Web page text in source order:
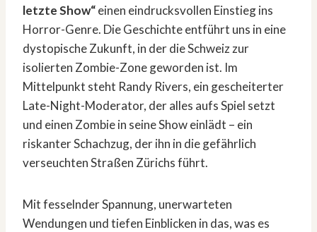
letzte Show“einen eindrucksvollen Einstieg ins
Horror-Genre. Die Geschichte entführt uns in eine
dystopische Zukunft, in der die Schweiz zur
isolierten Zombie-Zone geworden ist. Im
Mittelpunkt steht Randy Rivers, ein gescheiterter
Late-Night-Moderator, der alles aufs Spiel setzt
und einen Zombie in seine Show einlädt – ein
riskanter Schachzug, der ihn in die gefährlich
verseuchten Straßen Zürichs führt.
Mit fesselnder Spannung, unerwarteten
Wendungen und tiefen Einblicken in das, was es